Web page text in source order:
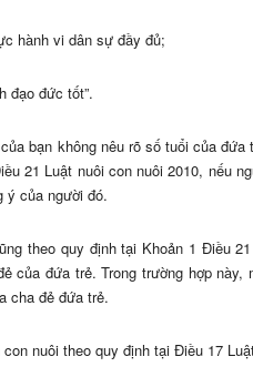
hành vi dân sự đầy đủ;
đạo đức tốt”.
bạn không nêu rõ số tuổi của
21 Luật nuôi con nuôi 2010, nếu
ý của người đó.
theo quy định tại Khoản 1 Điều
của đứa trẻ. Trong trường hợp
cha đẻ đứa trẻ.
nuôi theo quy định tại Điều 17